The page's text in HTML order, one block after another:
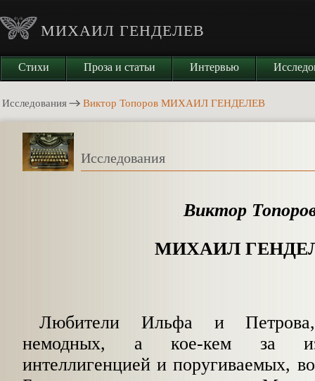
МИХАИЛ ГЕНДЕЛЕВ
Стихи Проза и статьи Интервью
Исследования Виктор Топоров МИХАИЛ ГЕНДЕЛЕВ
Исследования
Виктор
МИХАИЛ
Любители Ильфа и
немодных, а кое-кем за
интеллигенцией и поругиваемых,